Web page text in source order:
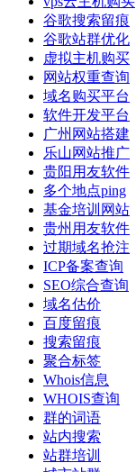
谷歌搜索留痕
谷歌站群优化
虚拟主机购买
网站权重查询
域名购买平台
软件开发平台
广州网站搭建
乐山网站推广
贵阳用友软件
多个地点ping
基金培训网站
贵州用友软件
过期域名抢注
ICP备案查询
SEO综合查询
域名估价
百度留痕
搜索留痕
聚合标签
Whois信息
WHOIS查询
群的词语
站内搜索
站群培训